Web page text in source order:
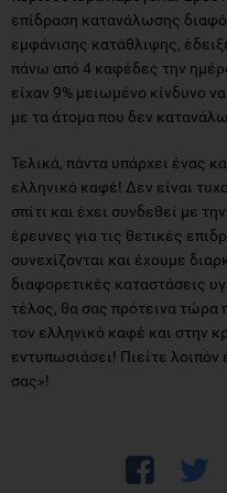
επίδραση κατανάλωσης
εμφάνισης κατάθλιψης,
πάνω από 4 καφέδες την
είχαν 9% μειωμένο κίνδυνο
με τα άτομα που δεν
Τελικά, πάντα υπάρχει ένας
ελληνικό καφέ! Δεν είναι
σπίτι και έχει συνδεθεί με
έρευνες για τις θετικές
συνεχίζονται και έχουμε
διαφορετικές καταστάσεις
τέλος, θα σας πρότεινα τώρα
τον ελληνικό καφέ και στην
εντυπωσιάσει! Πιείτε
σας»!